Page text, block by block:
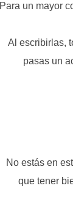
Para un mayor
Al escribirlas,
pasas un
No estás en
que tener